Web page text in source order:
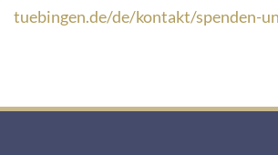
tuebingen.de/de/kontakt/spenden-